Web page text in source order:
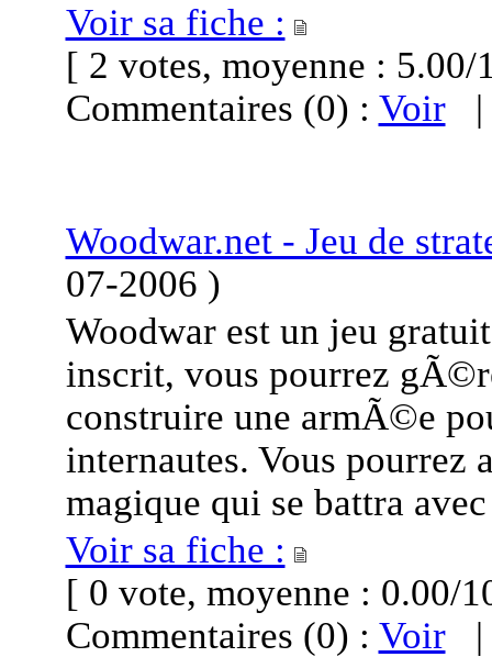
Voir sa fiche :
[ 2 votes, moyenne :
Commentaires (0) : Voir
Woodwar.net - Jeu de
07-2006 )
Woodwar est un jeu
inscrit, vous pourrez
construire une armÃ©e
internautes. Vous
magique qui se battra
Voir sa fiche :
[ 0 vote, moyenne :
Commentaires (0) : Voir